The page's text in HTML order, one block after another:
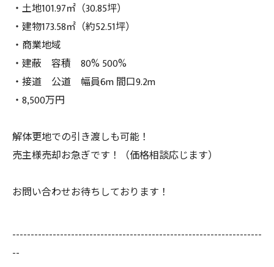
・土地101.97㎡（30.85坪）
・建物173.58㎡（約52.51坪）
・商業地域
・建蔽 容積 80% 500%
・接道 公道 幅員6m 間口9.2m
・8,500万円
解体更地での引き渡しも可能！
売主様売却お急ぎです！（価格相談応じます）
お問い合わせお待ちしております！
--------------------------------------------------------------------
--